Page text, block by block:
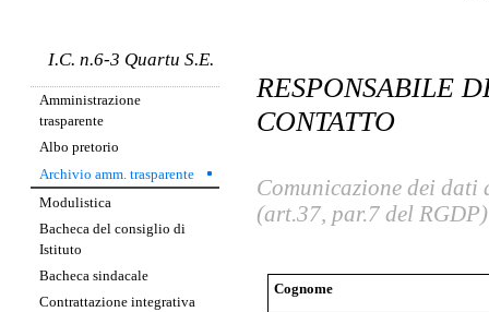
I.C. n.6-3 Quartu S.E.
Amministrazione
trasparente
Albo pretorio
Archivio amm. trasparente
Modulistica
Bacheca del consiglio di
Istituto
Bacheca sindacale
Contrattazione integrativa
RESPONSABILE
CONTATTO
Comunicazione dei dati
(art.37, par.7 del
Cognome